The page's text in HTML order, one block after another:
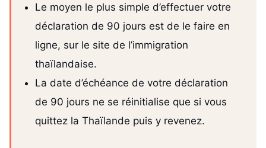
Le moyen le plus simple d’effectuer votre
déclaration de 90 jours est de le faire en
ligne, sur le site de l’immigration
thaïlandaise.
La date d’échéance de votre déclaration
de 90 jours ne se réinitialise que si vous
quittez la Thaïlande puis y revenez.